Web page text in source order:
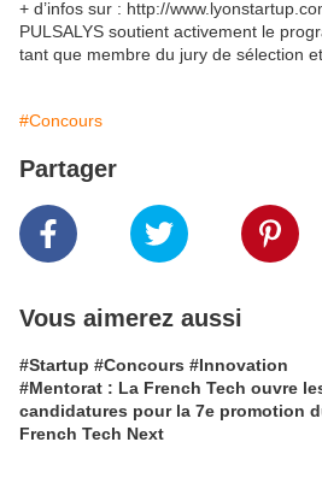
+ d’infos sur : http://
PULSALYS soutient activement le
tant que membre du jury de sélection
#Concours
Partager
Vous aimerez aussi
#Startup #Concours #Innovation
#Mentorat : La French Tech ouvre
candidatures pour la 7e promotion
French Tech Next